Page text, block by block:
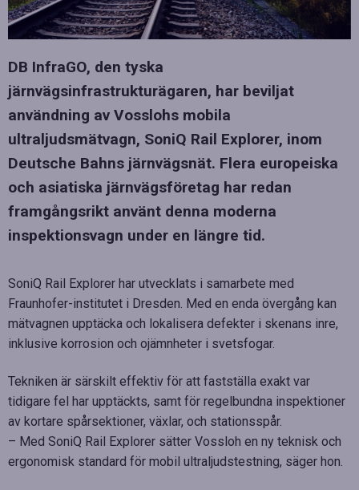
DB InfraGO, den tyska
järnvägsinfrastrukturägaren, har beviljat
användning av Vosslohs mobila
ultraljudsmätvagn, SoniQ Rail Explorer, inom
Deutsche Bahns järnvägsnät. Flera europeiska
och asiatiska järnvägsföretag har redan
framgångsrikt använt denna moderna
inspektionsvagn under en längre tid.
SoniQ Rail Explorer har utvecklats i samarbete med
Fraunhofer-institutet i Dresden. Med en enda övergång kan
mätvagnen upptäcka och lokalisera defekter i skenans inre,
inklusive korrosion och ojämnheter i svetsfogar.
Tekniken är särskilt effektiv för att fastställa exakt var
tidigare fel har upptäckts, samt för regelbundna inspektioner
av kortare spårsektioner, växlar, och stationsspår.
– Med SoniQ Rail Explorer sätter Vossloh en ny teknisk och
ergonomisk standard för mobil ultraljudstestning, säger hon.